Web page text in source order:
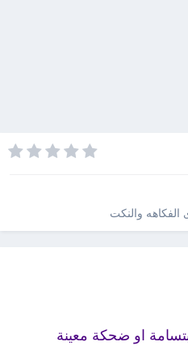
الفكاهه والنكت
او ضحكة معينة